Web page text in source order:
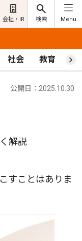
会社・IR 検索 Menu
社会 教育 ス
公開日：2025.10.30
解説
すことはありま